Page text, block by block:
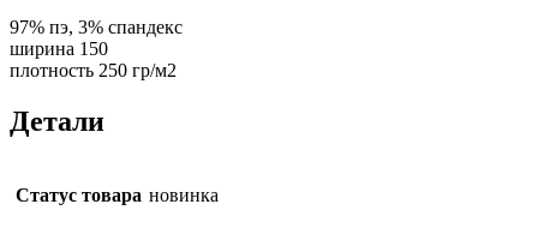
97% пэ, 3% спандекс
ширина 150
плотность 250 гр/м2
Детали
Статус товара новинка